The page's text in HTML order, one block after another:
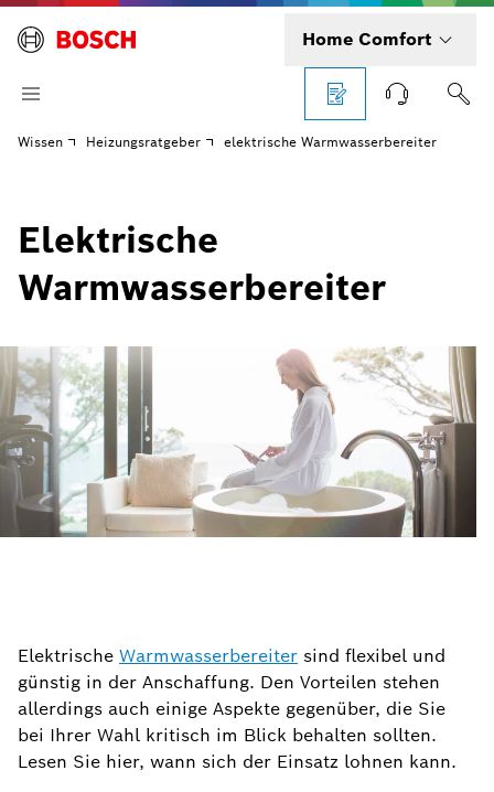
Home Comfort
Wissen Heizungsratgeber elektrische Warmwasserbereiter
Elektrische
Warmwasserbereiter
Elektrische Warmwasserbereiter sind flexibel und
günstig in der Anschaffung. Den Vorteilen stehen
allerdings auch einige Aspekte gegenüber, die Sie
bei Ihrer Wahl kritisch im Blick behalten sollten.
Lesen Sie hier, wann sich der Einsatz lohnen kann.